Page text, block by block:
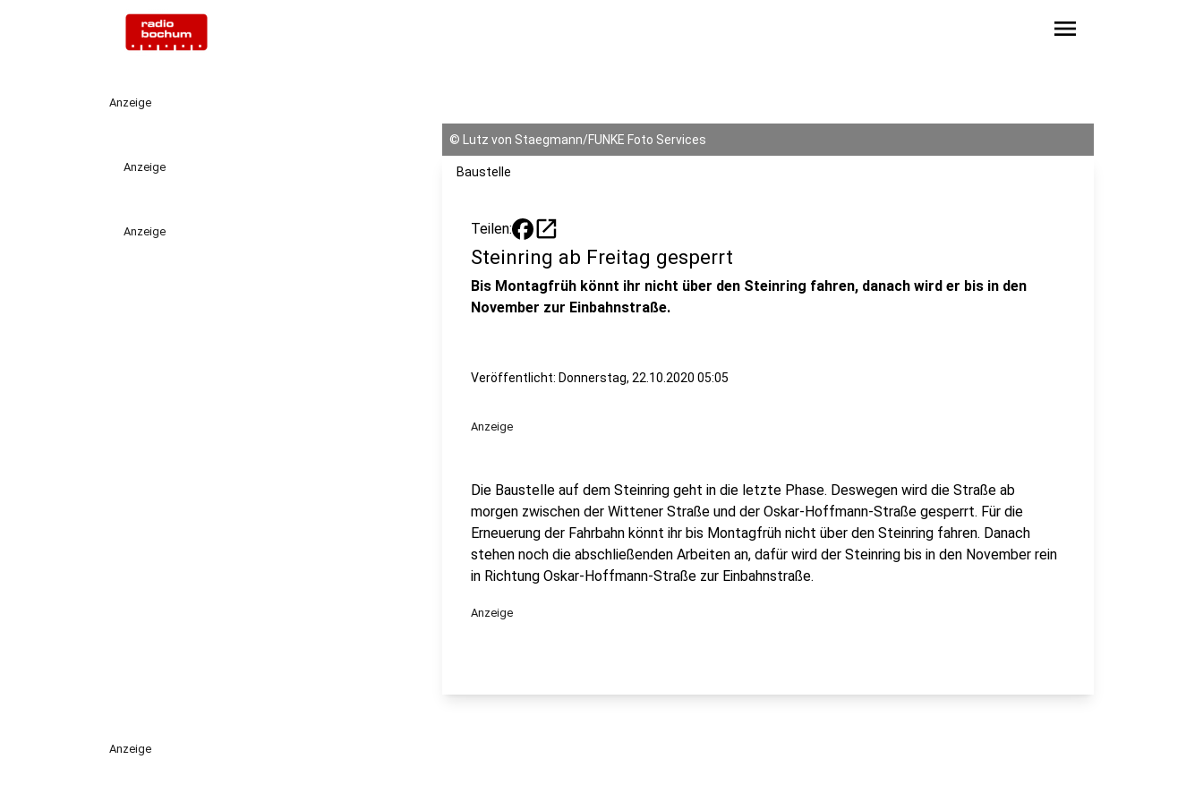
menu
Anzeige
Anzeige
Anzeige
© Lutz von Staegmann/FUNKE Foto Services
Baustelle
Teilen: open_in_new
Steinring ab Freitag gesperrt
Bis Montagfrüh könnt ihr nicht über den Steinring fahren, danach wird er bis in den
November zur Einbahnstraße.
Veröffentlicht: Donnerstag, 22.10.2020 05:05
Anzeige
Die Baustelle auf dem Steinring geht in die letzte Phase. Deswegen wird die Straße ab
morgen zwischen der Wittener Straße und der Oskar-Hoffmann-Straße gesperrt. Für die
Erneuerung der Fahrbahn könnt ihr bis Montagfrüh nicht über den Steinring fahren. Danach
stehen noch die abschließenden Arbeiten an, dafür wird der Steinring bis in den November rein
in Richtung Oskar-Hoffmann-Straße zur Einbahnstraße.
Anzeige
Anzeige